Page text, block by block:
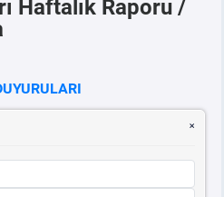
Haftalık Raporu /